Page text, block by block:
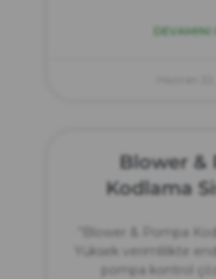
DEVAMINI
Blower &
Kodlama
“Blower & Pompa
Yüksek verimlilikte
pompa kontrol